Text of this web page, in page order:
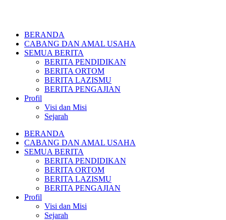
BERANDA
CABANG DAN AMAL USAHA
SEMUA BERITA
BERITA PENDIDIKAN
BERITA ORTOM
BERITA LAZISMU
BERITA PENGAJIAN
Profil
Visi dan Misi
Sejarah
BERANDA
CABANG DAN AMAL USAHA
SEMUA BERITA
BERITA PENDIDIKAN
BERITA ORTOM
BERITA LAZISMU
BERITA PENGAJIAN
Profil
Visi dan Misi
Sejarah